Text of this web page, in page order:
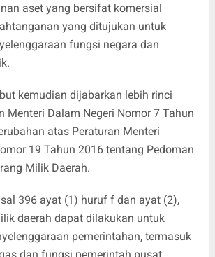
aset yang bersifat komersial
yang ditujukan untuk
fungsi negara dan
kemudian dijabarkan lebih rinci
Menteri Dalam Negeri Nomor 7 Tahun
atas Peraturan Menteri
19 Tahun 2016 tentang Pedoman
Milik Daerah.
396 ayat (1) huruf f dan ayat (2),
daerah dapat dilakukan untuk
pemerintahan, termasuk